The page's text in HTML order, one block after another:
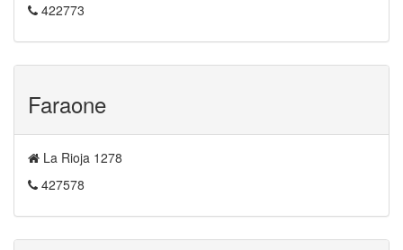
422773
Faraone
La Rioja 1278
427578